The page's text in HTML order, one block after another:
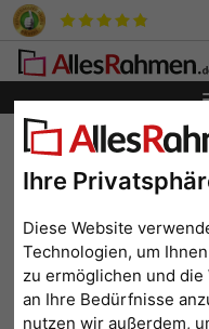
Ihre
Diese Website
Technologien, um
zu ermöglichen und
an Ihre Bedürfnisse
nutzen wir außerdem,
Zurück| Bilderrahmen-
aus Naturholz für 3 Bilder:
Naturholz
1x15x20